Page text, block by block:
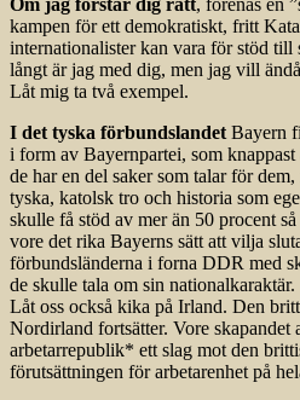
kampen för ett demokratiskt, fritt
internationalister kan vara för stöd till
långt är jag med dig, men jag vill
Låt mig ta två exempel.
I det tyska förbundslandet Bayern
i form av Bayernpartei, som
de har en del saker som talar för
tyska, katolsk tro och historia som
skulle få stöd av mer än 50 procent
vore det rika Bayerns sätt att vilja
förbundsländerna i forna DDR med
de skulle tala om sin nationalkaraktär.
Låt oss också kika på Irland. Den
Nordirland fortsätter. Vore skapandet
arbetarrepublik* ett slag mot den
förutsättningen för arbetarenhet på